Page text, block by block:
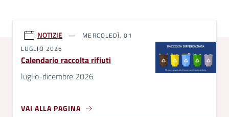
NOTIZIE
MERCOLEDÌ, 01
LUGLIO 2026
Calendario raccolta rifiuti
luglio-dicembre 2026
VAI ALLA PAGINA